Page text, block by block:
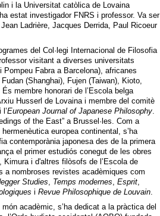
i la Universitat catòlica de Lovaina
estat investigador FNRS i professor. Va ser
Ladrière, Jacques Derrida, Paul Ricoeur
del Col·legi Internacional de Filosofia
visitant a diverses universitats
Pompeu Fabra a Barcelona), africanes
(Shanghai), Fujen (Taiwan), Kioto,
membre honorari de l’Escola belga
Husserl de Lovaina i membre del comitè
i l’European Journal of Japanese Philosophy.
of the East” a Brussel·les. Com a
europea continental, s’ha
contemporània japonesa des de la primera
el primer estudiós conegut de les obres
i d'altres filòsofs de l’Escola de
a nombroses revistes acadèmiques com
Studies, Temps modernes, Esprit,
i Revue Philosophique de Louvain.
acadèmic, s’ha dedicat a la pràctica del